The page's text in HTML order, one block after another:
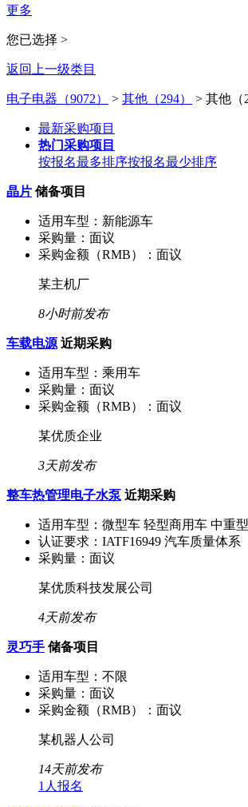
更多
您已选择 >
返回上一级类目
电子电器（9072） > 其他（294） > 其他（
最新采购项目
热门采购项目
按报名最多排序按报名最少排序
晶片 储备项目
适用车型： 新能源车
采购量： 面议
采购金额（RMB）： 面议
某主机厂
8小时前发布
车载电源 近期采购
适用车型： 乘用车
采购量： 面议
采购金额（RMB）： 面议
某优质企业
3天前发布
整车热管理电子水泵 近期采购
适用车型： 微型车 轻型商用车 中重
认证要求： IATF16949 汽车质量体系
采购量： 面议
某优质科技发展公司
4天前发布
灵巧手 储备项目
适用车型： 不限
采购量： 面议
采购金额（RMB）： 面议
某机器人公司
14天前发布
1人报名